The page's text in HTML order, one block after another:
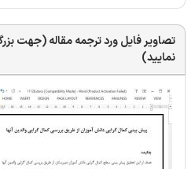
تصاویر فایل ورد ترجمه مقاله (جهت
نمایید)